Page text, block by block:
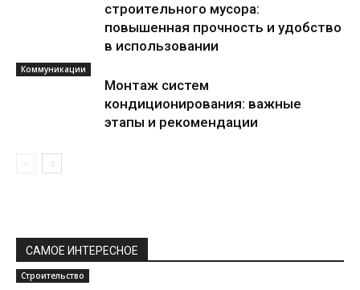
строительного мусора:
повышенная прочность и удобство
в использовании
Коммуникации
Монтаж систем
кондиционирования: важные
этапы и рекомендации
САМОЕ ИНТЕРЕСНОЕ
Строительство